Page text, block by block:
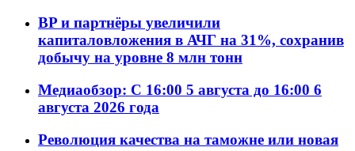
BP и партнёры увеличили
капиталовложения в АЧГ на 31%, сохранив
добычу на уровне 8 млн тонн
Медиаобзор: С 16:00 5 августа до 16:00 6
августа 2026 года
Революция качества на таможне или новая